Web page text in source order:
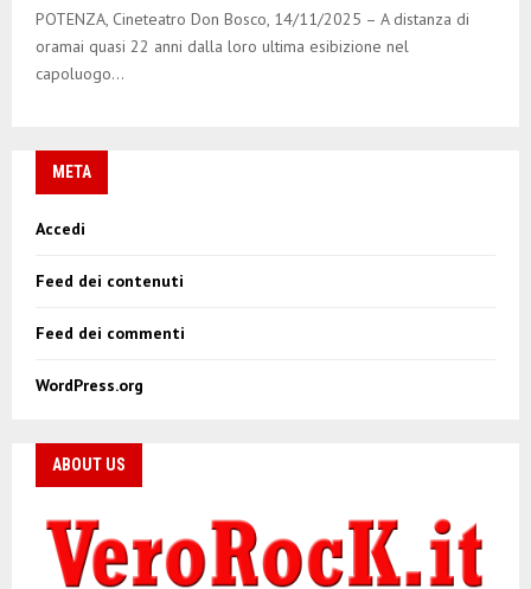
POTENZA, Cineteatro Don Bosco, 14/11/2025 – A distanza di
oramai quasi 22 anni dalla loro ultima esibizione nel
capoluogo...
META
Accedi
Feed dei contenuti
Feed dei commenti
WordPress.org
ABOUT US